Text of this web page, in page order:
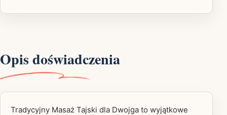
Opis doświadczenia
Tradycyjny Masaż Tajski dla Dwojga to wyjątkowe